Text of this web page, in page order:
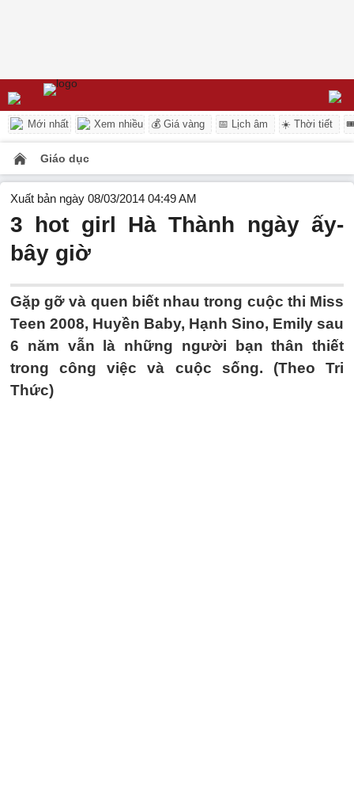
Mới nhất Xem nhiều 💰 Giá vàng 📅 Lịch âm ☀️ Thời tiết
Giáo dục
Xuất bản ngày 08/03/2014 04:49 AM
3 hot girl Hà Thành ngày ấy-
bây giờ
Gặp gỡ và quen biết nhau trong cuộc thi Miss
Teen 2008, Huyền Baby, Hạnh Sino, Emily sau
6 năm vẫn là những người bạn thân thiết
trong công việc và cuộc sống. (Theo Tri
Thức)